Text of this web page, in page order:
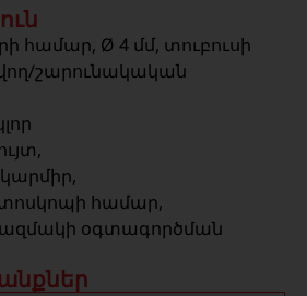
համար, Ø 4 մմ, տուբուսի
շարունակական
կարմիր,
համար,
օգտագործման